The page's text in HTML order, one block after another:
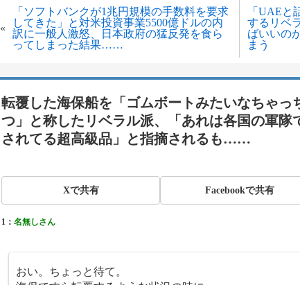
«
「ソフトバンクが1兆円規模の手数料を要求
してきた」と対米投資事業5500億ドルの内
訳に一般人激怒、日本政府の猛反発を食ら
ってしまった結果……
「UAEと
するリベ
ばいいの
まう
転覆した海保船を「ゴムボートみたいなちゃっ
つ」と称したリベラル派、「あれは各国の軍隊
されてる超高級品」と指摘されるも……
Xで共有 Facebookで共有
1： 名無しさん
おい。ちょっと待て。